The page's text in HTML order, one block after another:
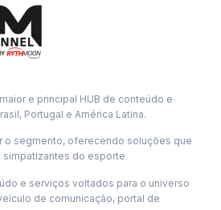
e principal HUB de conteúdo e
Portugal e América Latina.
o segmento, oferecendo soluções que
do esporte.
e serviços voltados para o universo
de comunicação, portal de